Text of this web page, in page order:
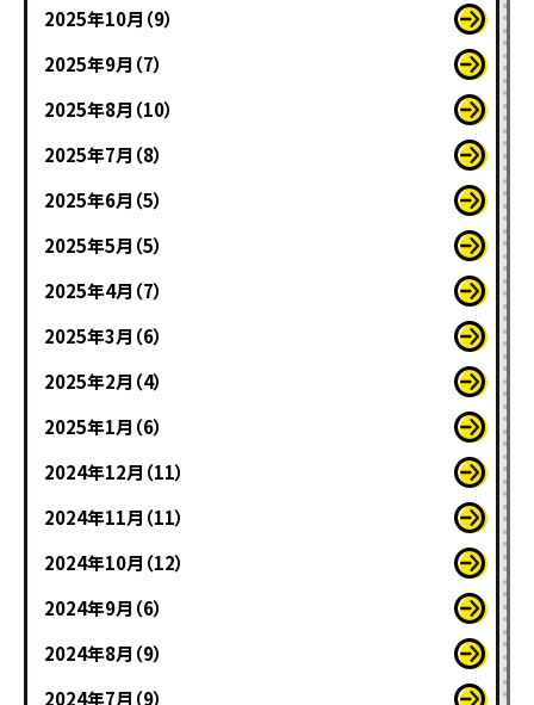
2025年10月（9）
2025年9月（7）
2025年8月（10）
2025年7月（8）
2025年6月（5）
2025年5月（5）
2025年4月（7）
2025年3月（6）
2025年2月（4）
2025年1月（6）
2024年12月（11）
2024年11月（11）
2024年10月（12）
2024年9月（6）
2024年8月（9）
2024年7月（9）